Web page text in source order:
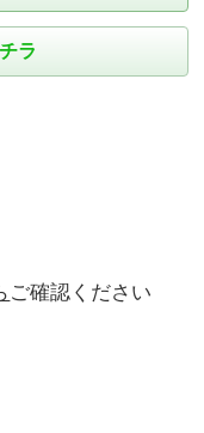
ラ
ご確認ください